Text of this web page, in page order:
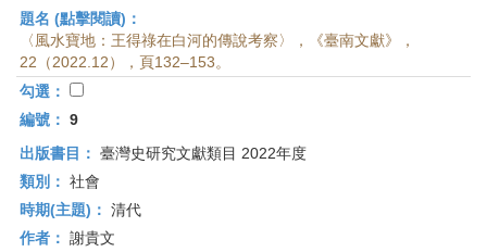
題名 (點擊閱讀)：
〈風水寶地：王得祿在白河的傳說考察〉，《臺南文獻》，
22（2022.12），頁132–153。
勾選：
編號： 9
出版書目： 臺灣史研究文獻類目 2022年度
類別： 社會
時期(主題)： 清代
作者： 謝貴文